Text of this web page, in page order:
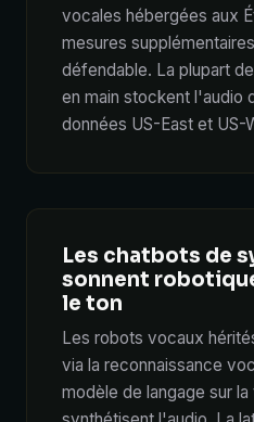
vocales hébergées aux
mesures
défendable. La plupart
en main stockent l'audio
données US-East et US-
Les chatbots de
sonnent
le ton
Les robots vocaux
via la reconnaissance
modèle de langage sur